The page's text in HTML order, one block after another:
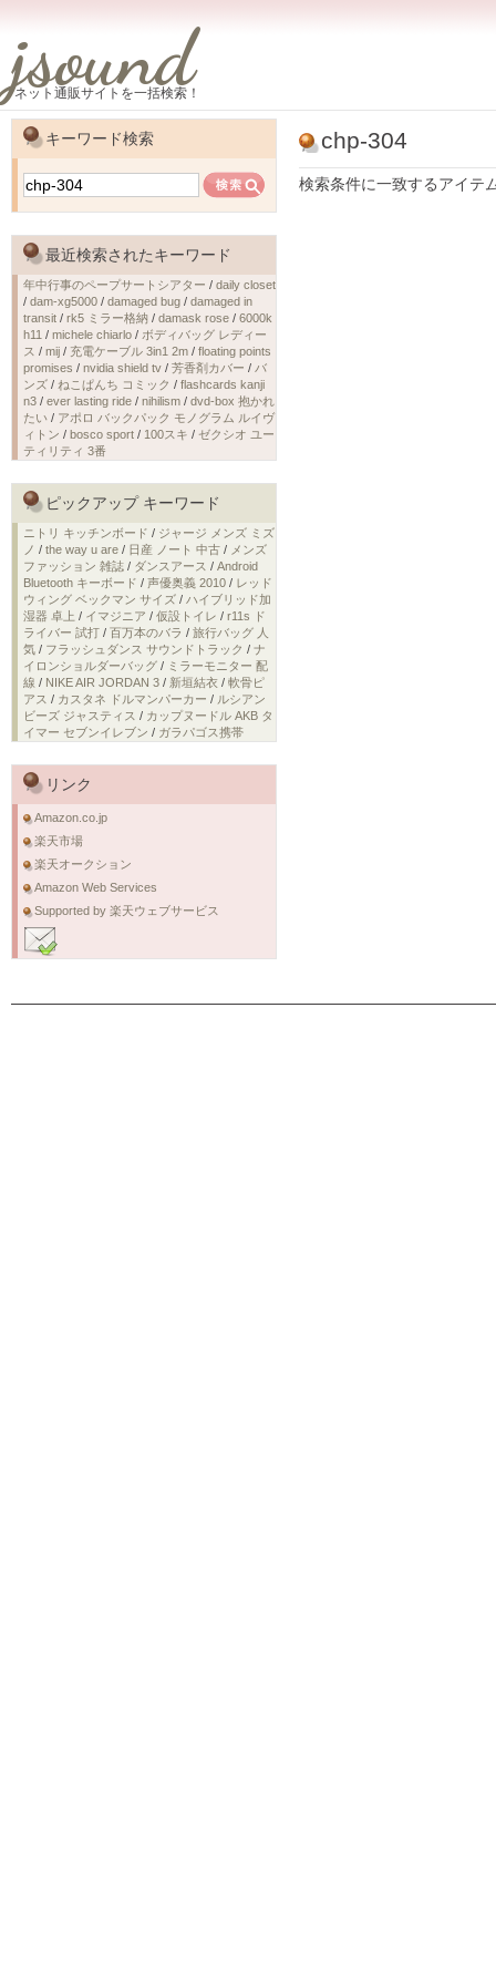
jsound
ネット通販サイトを一括検索！
chp-304
検索条件に一致するアイテ
キーワード検索
最近検索されたキーワード
年中行事のペープサートシアター / daily closet
/ dam-xg5000 / damaged bug / damaged in
transit / rk5 ミラー格納 / damask rose / 6000k
h11 / michele chiarlo / ボディバッグ レディー
ス / mij / 充電ケーブル 3in1 2m / floating points
promises / nvidia shield tv / 芳香剤カバー / バ
ンズ / ねこぱんち コミック / flashcards kanji
n3 / ever lasting ride / nihilism / dvd-box 抱かれ
たい / アポロ バックパック モノグラム ルイヴ
ィトン / bosco sport / 100スキ / ゼクシオ ユー
ティリティ 3番
ピックアップ キーワード
ニトリ キッチンボード / ジャージ メンズ ミズ
ノ / the way u are / 日産 ノート 中古 / メンズ
ファッション 雑誌 / ダンスアース / Android
Bluetooth キーボード / 声優奥義 2010 / レッド
ウィング ベックマン サイズ / ハイブリッド加
湿器 卓上 / イマジニア / 仮設トイレ / r11s ド
ライバー 試打 / 百万本のバラ / 旅行バッグ 人
気 / フラッシュダンス サウンドトラック / ナ
イロンショルダーバッグ / ミラーモニター 配
線 / NIKE AIR JORDAN 3 / 新垣結衣 / 軟骨ピ
アス / カスタネ ドルマンパーカー / ルシアン
ビーズ ジャスティス / カップヌードル AKB タ
イマー セブンイレブン / ガラパゴス携帯
リンク
Amazon.co.jp
楽天市場
楽天オークション
Amazon Web Services
Supported by 楽天ウェブサービス